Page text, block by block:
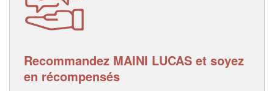
Recommandez MAINI LUCAS et soyez
en récompensés